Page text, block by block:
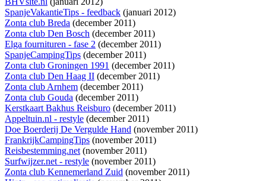
SpanjeVakantieTips - feedback (januari 2012)
Zonta club Breda (december 2011)
Zonta club Den Bosch (december 2011)
Elga fournituren - fase 2 (december 2011)
SpanjeCampingTips (december 2011)
Zonta club Groningen 1991 (december 2011)
Zonta club Den Haag II (december 2011)
Zonta club Arnhem (december 2011)
Zonta club Gouda (december 2011)
Kerstkaart Bakhus Reisburo (december 2011)
Appeltuin.nl - restyle (december 2011)
Doe Boerderij De Vergulde Hand (november 2011)
FrankrijkCampingTips (november 2011)
Reisbestemming.net(november 2011)
Surfwijzer.net - restyle (november 2011)
Zonta club Kennemerland Zuid (november 2011)